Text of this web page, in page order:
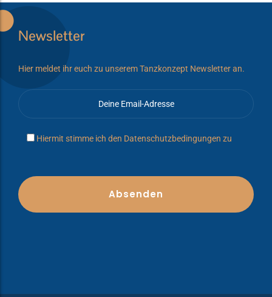
Newsletter
Hier meldet ihr euch zu unserem Tanzkonzept Newsletter an.
Hiermit stimme ich den Datenschutzbedingungen zu